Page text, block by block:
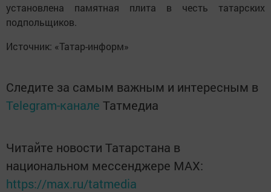
установлена памятная плита в честь татарских
подпольщиков.
Источник: «Татар-информ»
Следите за самым важным и интересным в
Telegram-канале Татмедиа
Читайте новости Татарстана в
национальном мессенджере MАХ:
https://max.ru/tatmedia